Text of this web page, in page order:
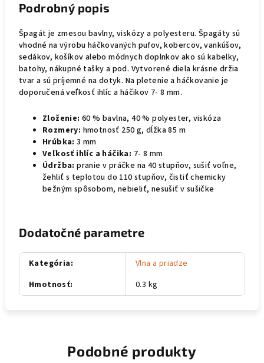
Podrobný popis
Špagát je zmesou bavlny, viskózy a polyesteru. Špagáty sú
vhodné na výrobu háčkovaných pufov, kobercov, vankúšov,
sedákov, košíkov alebo módnych doplnkov ako sú kabelky,
batohy, nákupné tašky a pod. Vytvorené diela krásne držia
tvar a sú príjemné na dotyk. Na pletenie a háčkovanie je
doporučená veľkosť ihlíc a háčikov 7- 8 mm.
Zloženie: 60 % bavlna, 40 % polyester, viskóza
Rozmery: hmotnosť 250 g, dĺžka 85 m
Hrúbka: 3 mm
Veľkosť ihlíc a háčika: 7- 8 mm
Údržba:pranie v práčke na 40 stupňov, sušiť voľne,
žehliť s teplotou do 110 stupňov, čistiť chemicky
bežným spôsobom, nebieliť, nesušiť v sušičke
Dodatočné parametre
Kategória:
Vlna a priadze
Hmotnosť: 0.3 kg
Podobné produkty